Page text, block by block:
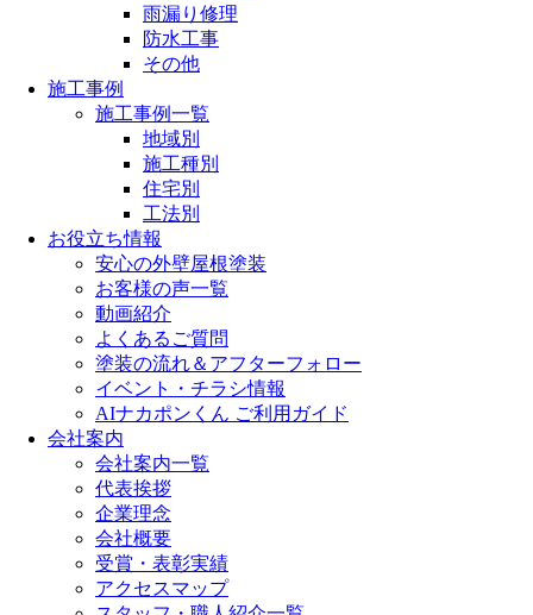
雨漏り修理
防水工事
その他
施工事例
施工事例一覧
地域別
施工種別
住宅別
工法別
お役立ち情報
安心の外壁屋根塗装
お客様の声一覧
動画紹介
よくあるご質問
塗装の流れ＆アフターフォロー
イベント・チラシ情報
AIナカポンくん ご利用ガイド
会社案内
会社案内一覧
代表挨拶
企業理念
会社概要
受賞・表彰実績
アクセスマップ